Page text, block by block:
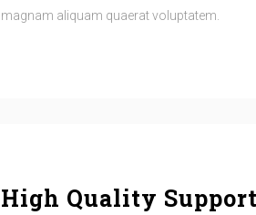
magnam aliquam quaerat voluptatem.
High Quality Support